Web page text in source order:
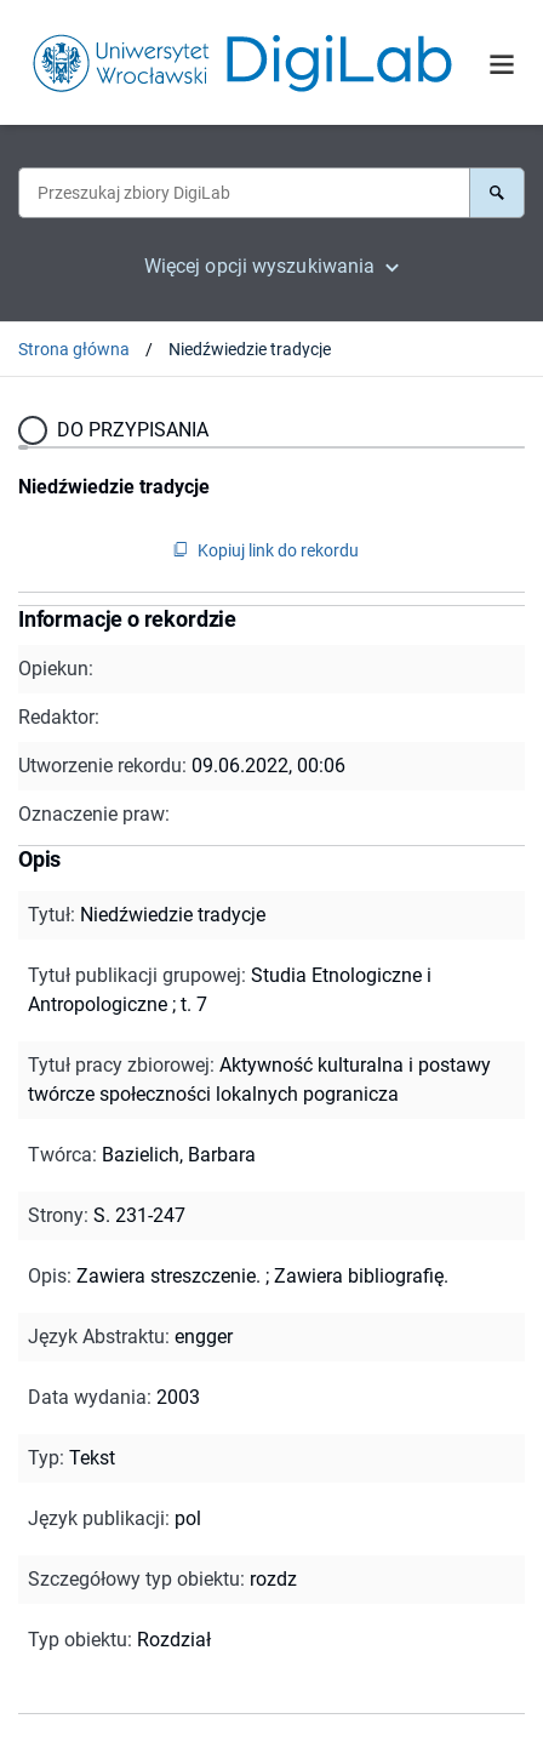
Więcej opcji wyszukiwania
Strona główna Niedźwiedzie tradycje
DO PRZYPISANIA
Niedźwiedzie tradycje
Kopiuj link do rekordu
Informacje o rekordzie
Opiekun:
Redaktor:
Utworzenie rekordu: 09.06.2022, 00:06
Oznaczenie praw:
Opis
Tytuł: Niedźwiedzie tradycje
Tytuł publikacji grupowej: Studia Etnologiczne i
Antropologiczne ; t. 7
Tytuł pracy zbiorowej: Aktywność kulturalna i postawy
twórcze społeczności lokalnych pogranicza
Twórca: Bazielich, Barbara
Strony: S. 231-247
Opis: Zawiera streszczenie. ; Zawiera bibliografię.
Język Abstraktu: engger
Data wydania: 2003
Typ: Tekst
Język publikacji: pol
Szczegółowy typ obiektu: rozdz
Typ obiektu: Rozdział